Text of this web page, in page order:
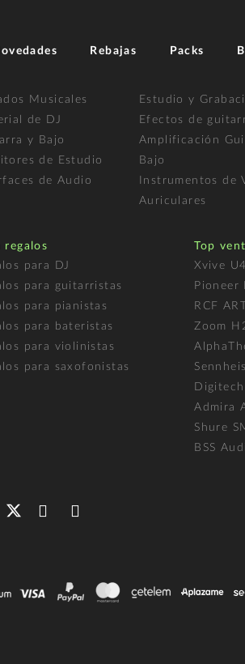
Rebajas Packs
Musicales
de DJ
y Bajo
de Estudio
de Audio
Estudio y
Efectos de
Amplificación
Bajo
Instrumentos de
Auriculares
regalos
para DJ
para guitarristas
para pianistas
para bateristas
para violinistas
para saxofonistas
Top
Xvive
Pioneer
RCF
Zoom
Admira
Shure
BSS